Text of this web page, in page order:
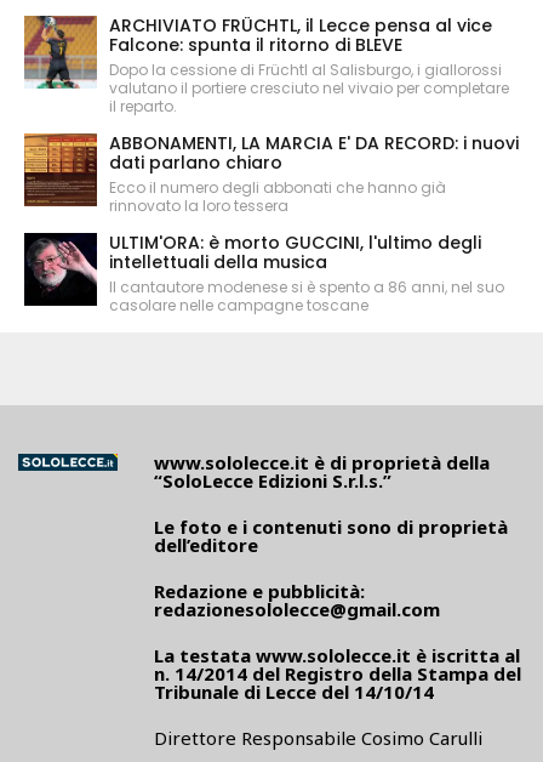
ARCHIVIATO FRÜCHTL, il Lecce pensa al vice
Falcone: spunta il ritorno di BLEVE
Dopo la cessione di Früchtl al Salisburgo, i giallorossi
valutano il portiere cresciuto nel vivaio per completare
il reparto.
ABBONAMENTI, LA MARCIA E' DA RECORD: i nuovi
dati parlano chiaro
Ecco il numero degli abbonati che hanno già
rinnovato la loro tessera
ULTIM'ORA: è morto GUCCINI, l'ultimo degli
intellettuali della musica
Il cantautore modenese si è spento a 86 anni, nel suo
casolare nelle campagne toscane
www.sololecce.it è di proprietà della
“SoloLecce Edizioni S.r.l.s.”
Le foto e i contenuti sono di proprietà
dell’editore
Redazione e pubblicità:
redazionesololecce@gmail.com
La testata www.sololecce.it è iscritta al
n. 14/2014 del Registro della Stampa del
Tribunale di Lecce del 14/10/14
Direttore Responsabile Cosimo Carulli